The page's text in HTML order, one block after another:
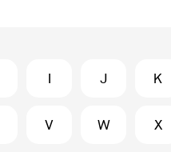
I J K
V W X